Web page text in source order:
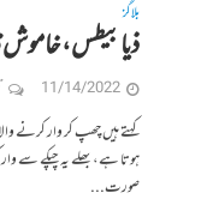
بلاگز
ذیابیطس، خاموش
11/14/2022
کہتے ہیں چھپ کر وار کرنے
ہوتا ہے، بھلے یہ چپکے سے
صورت...